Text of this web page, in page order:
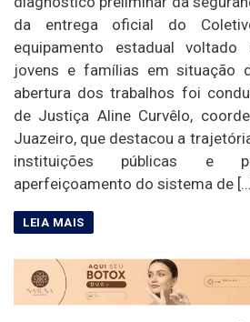
da entrega oficial do
equipamento estadual
jovens e famílias em situação
abertura dos trabalhos foi
de Justiça Aline Curvêlo,
Juazeiro, que destacou a
instituições públicas e
aperfeiçoamento do sistema de